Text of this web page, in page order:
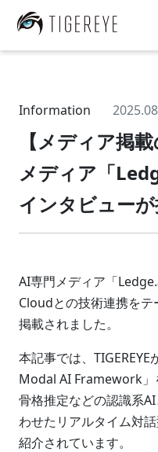
Information
【メディア掲
メディア「
インタビュー
AI専門メディア「
Cloudとの技術連携を
掲載されました。
本記事では、
Modal AI Framework」
骨格推定などの認識系
わせたリアルタイム対
紹介されています。